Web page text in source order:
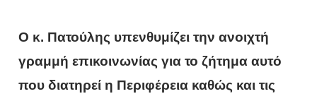
Ο κ. Πατούλης υπενθυμίζει την ανοιχτή
γραμμή επικοινωνίας για το ζήτημα αυτό
που διατηρεί η Περιφέρεια καθώς και τις